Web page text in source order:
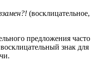
(восклицательное,
предложения часто
знак для